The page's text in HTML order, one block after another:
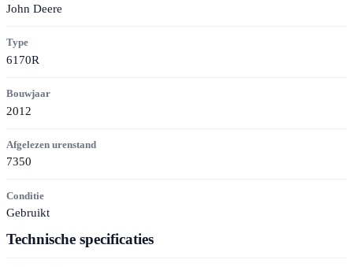
John Deere
Type
6170R
Bouwjaar
2012
Afgelezen urenstand
7350
Conditie
Gebruikt
Technische specificaties